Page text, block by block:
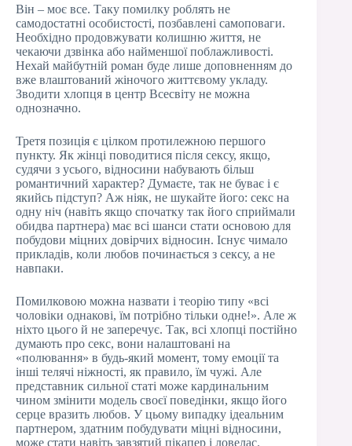
Він – моє все. Таку помилку роблять не
самодостатні особистості, позбавлені самоповаги.
Необхідно продовжувати колишню життя, не
чекаючи дзвінка або найменшої поблажливості.
Нехай майбутній роман буде лише доповненням до
вже влаштований жіночого життєвому укладу.
Зводити хлопця в центр Всесвіту не можна
однозначно.
Третя позиція є цілком протилежною першого
пункту. Як жінці поводитися після сексу, якщо,
судячи з усього, відносини набувають більш
романтичний характер? Думаєте, так не буває і є
якийсь підступ? Аж ніяк, не шукайте його: секс на
одну ніч (навіть якщо спочатку так його сприймали
обидва партнера) має всі шанси стати основою для
побудови міцних довірчих відносин. Існує чимало
прикладів, коли любов починається з сексу, а не
навпаки.
Помилковою можна назвати і теорію типу «всі
чоловіки однакові, їм потрібно тільки одне!». Але ж
ніхто цього й не заперечує. Так, всі хлопці постійно
думають про секс, вони налаштовані на
«полювання» в будь-який момент, тому емоції та
інші телячі ніжності, як правило, їм чужі. Але
представник сильної статі може кардинальним
чином змінити модель своєї поведінки, якщо його
серце вразить любов. У цьому випадку ідеальним
партнером, здатним побудувати міцні відносини,
може стати навіть завзятий пікапер і ловелас.